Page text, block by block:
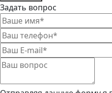
Задать вопрос